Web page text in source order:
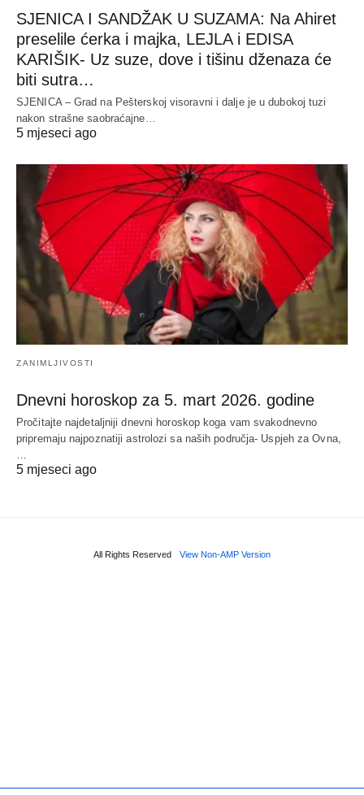
SJENICA I SANDŽAK U SUZAMA: Na Ahiret
preselile ćerka i majka, LEJLA i EDISA
KARIŠIK- Uz suze, dove i tišinu dženaza će
biti sutra…
SJENICA – Grad na Pešterskoj visoravni i dalje je u dubokoj tuzi
nakon strašne saobraćajne…
5 mjeseci ago
ZANIMLJIVOSTI
Dnevni horoskop za 5. mart 2026. godine
Pročitajte najdetaljniji dnevni horoskop koga vam svakodnevno
pripremaju najpoznatiji astrolozi sa naših područja- Uspjeh za Ovna,
5 mjeseci ago
All Rights Reserved View Non-AMP Version